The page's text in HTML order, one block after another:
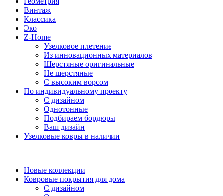
Винтаж
Классика
Эко
Z-Home
Узелковое плетение
Из инновационных материалов
Шерстяные оригинальные
Не шерстяные
С высоким ворсом
По индивидуальному проекту
С дизайном
Однотонные
Подбираем бордюры
Ваш дизайн
Узелковые ковры в наличии
Новые коллекции
Ковровые покрытия для дома
С дизайном